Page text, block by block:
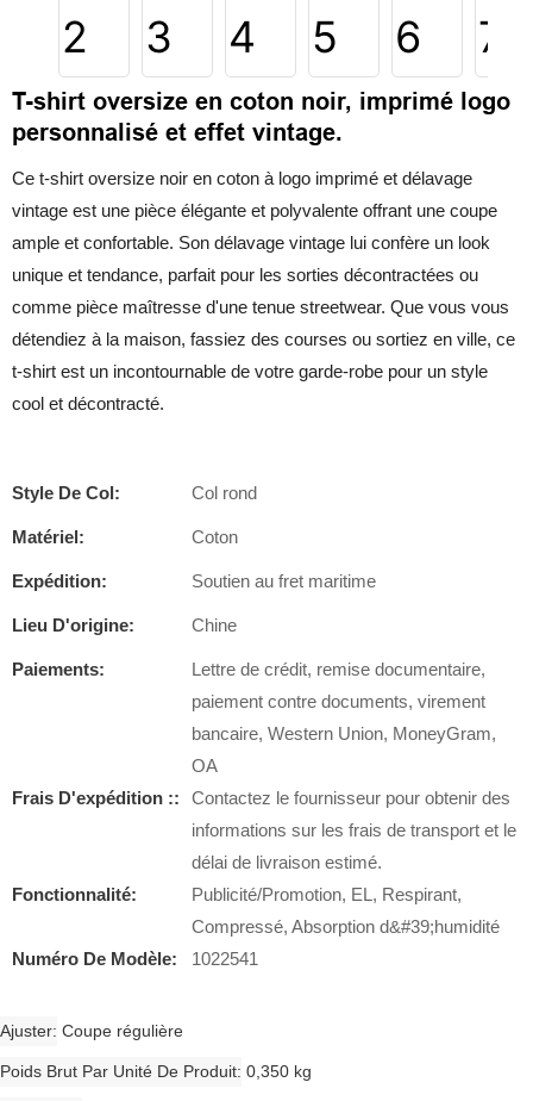
T-shirt oversize en coton noir, imprimé logo
personnalisé et effet vintage.
Ce t-shirt oversize noir en coton à logo imprimé et délavage
vintage est une pièce élégante et polyvalente offrant une coupe
ample et confortable. Son délavage vintage lui confère un look
unique et tendance, parfait pour les sorties décontractées ou
comme pièce maîtresse d'une tenue streetwear. Que vous vous
détendiez à la maison, fassiez des courses ou sortiez en ville, ce
t-shirt est un incontournable de votre garde-robe pour un style
cool et décontracté.
Style De Col: Col rond
Matériel: Coton
Expédition: Soutien au fret maritime
Lieu D'origine: Chine
Paiements:
Lettre de crédit, remise documentaire,
paiement contre documents, virement
bancaire, Western Union, MoneyGram,
OA
Frais D'expédition ::
Contactez le fournisseur pour obtenir des
informations sur les frais de transport et le
délai de livraison estimé.
Fonctionnalité:
Publicité/Promotion, EL, Respirant,
Compressé, Absorption d&#39;humidité
Numéro De Modèle:
1022541
Ajuster Coupe régulière
Poids Brut Par Unité De Produit 0,350 kg